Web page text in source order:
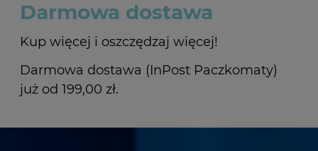
Darmowa dostawa
Kup więcej i oszczędzaj więcej!
Darmowa dostawa (InPost Paczkomaty)
już od 199,00 zł.